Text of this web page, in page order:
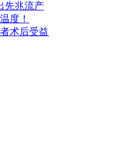
先兆流产
度！
术后受益